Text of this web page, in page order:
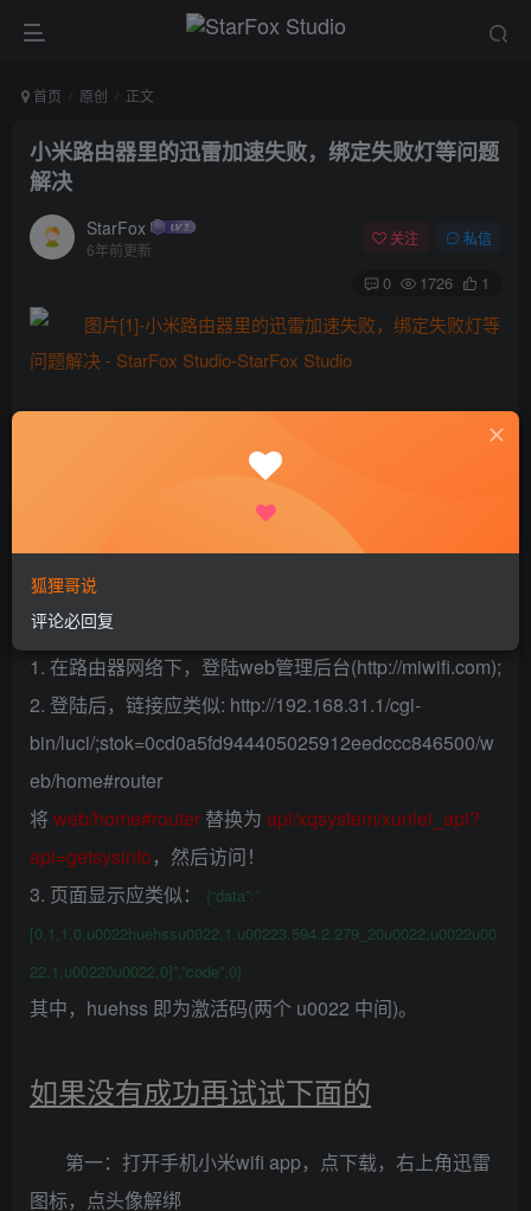
首页 原创 正文
小米路由器里的迅雷加速失败，绑定失败灯等问题
解决
StarFox
6年前更新
关注 私信
0 1726 1
浏览器打开 http://miwifi.com:9000/getsysinfo，页面
应类似： [0,1,1,0,”jhaigp”,1,”3.594.2.279_20″,””,1,””,0], 其
中 jhaigp 即为激活码；
如果该链接不可用，是新版本由于安全问题屏蔽了该页
面的访问，可以使用下述方法获取：
1. 在路由器网络下，登陆web管理后台(http://miwifi.com);
2. 登陆后，链接应类似: http://192.168.31.1/cgi-
bin/luci/;stok=0cd0a5fd944405025912eedccc846500/w
eb/home#router
将 web/home#router 替换为 api/xqsystem/xunlei_api?
api=getsysinfo，然后访问！
3. 页面显示应类似：
{“data”:”
[0,1,1,0,u0022huehssu0022,1,u00223.594.2.279_20u0022,u0022u00
22,1,u00220u0022,0]”,”code”:0}
其中，huehss 即为激活码(两个 u0022 中间)。
如果没有成功再试试下面的
第一：打开手机小米wifi app，点下载，右上角迅雷
图标，点头像解绑
狐狸哥说
评论必回复